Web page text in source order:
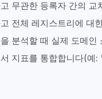
무관한 등록자 간의 교
전체 레지스트리에 대
분석할 때 실제 도메인
지표를 통합합니다(